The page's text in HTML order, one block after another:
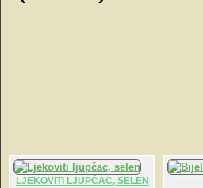
LJEKOVITI LJUPČAC, SELEN